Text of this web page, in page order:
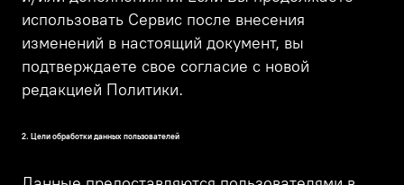
использовать Сервис после внесения
изменений в настоящий документ, вы
подтверждаете свое согласие с новой
редакцией Политики.
2. Цели обработки данных пользователей